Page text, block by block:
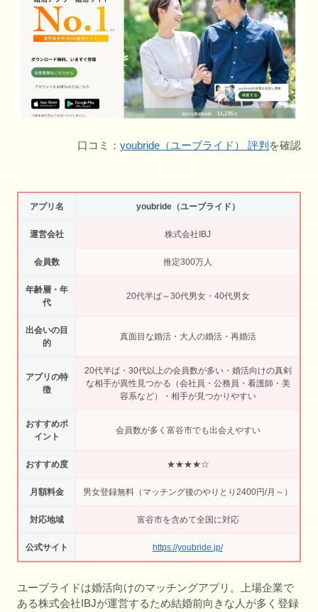
口コミ： youbride（ユーブライド） 評判 を確認
アプリ名 youbride（ユーブライド）
運営会社 株式会社IBJ
会員数 推定300万人
年齢層・年
代
20代半ば～30代男女・40代男女
出会いの目
的
真面目な婚活・大人の婚活・再婚活
アプリの特
徴
20代半ば・30代以上の会員数が多い・婚活向けの真剣
な相手が異性見つかる（会社員・公務員・看護師・美
容系など）・相手が見つかりやすい
おすすめポ
イント
会員数が多く富谷市でも出会えやすい
おすすめ度 ★★★★☆
月額料金 男女登録無料（マッチング後のやりとり2400円/月～）
対応地域 富谷市を含めて全国に対応
公式サイト https://youbride.jp/
ユーブライドは婚活向けのマッチングアプリ。上場企業で
ある株式会社IBJが運営するため結婚前向きな人が多く登録